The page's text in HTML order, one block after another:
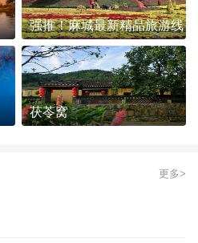
强推！麻城最新精品旅游线
路发布~
茯苓窝
更多>